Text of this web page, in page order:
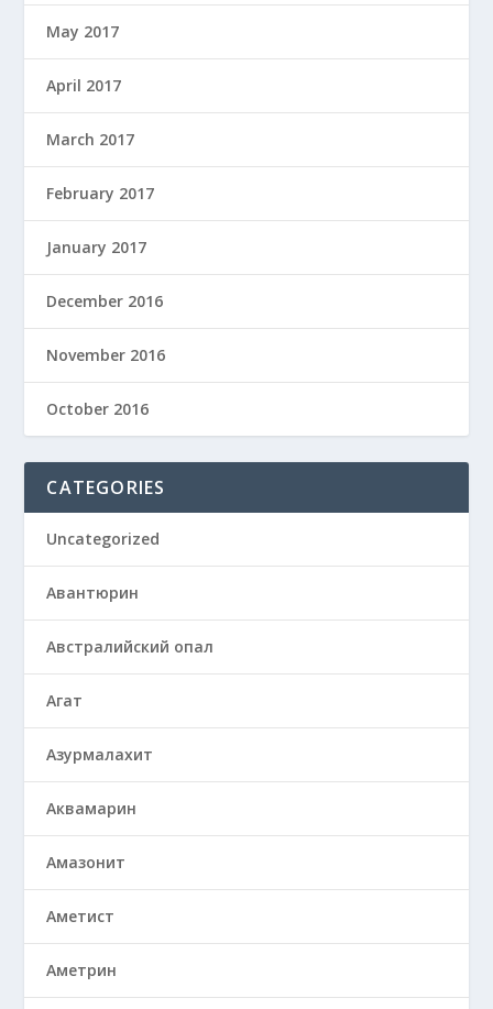
May 2017
April 2017
March 2017
February 2017
January 2017
December 2016
November 2016
October 2016
CATEGORIES
Uncategorized
Авантюрин
Австралийский опал
Агат
Азурмалахит
Аквамарин
Амазонит
Аметист
Аметрин